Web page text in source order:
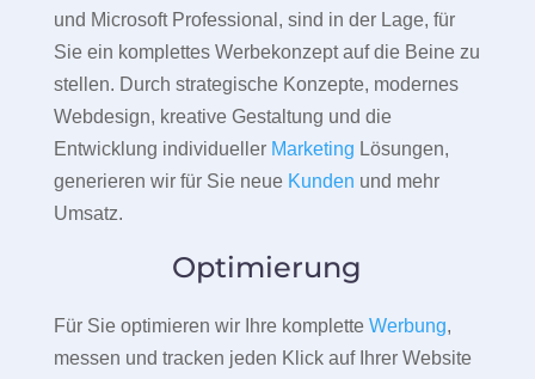
und Microsoft Professional, sind in der Lage, für
Sie ein komplettes Werbekonzept auf die Beine zu
stellen. Durch strategische Konzepte, modernes
Webdesign, kreative Gestaltung und die
Entwicklung individueller Marketing Lösungen,
generieren wir für Sie neue Kunden und mehr
Umsatz.
Optimierung
Für Sie optimieren wir Ihre komplette Werbung,
messen und tracken jeden Klick auf Ihrer Website